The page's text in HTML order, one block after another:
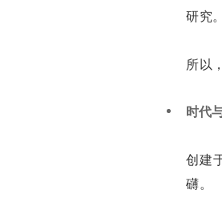
研究。
所以
时代
创建
礴。